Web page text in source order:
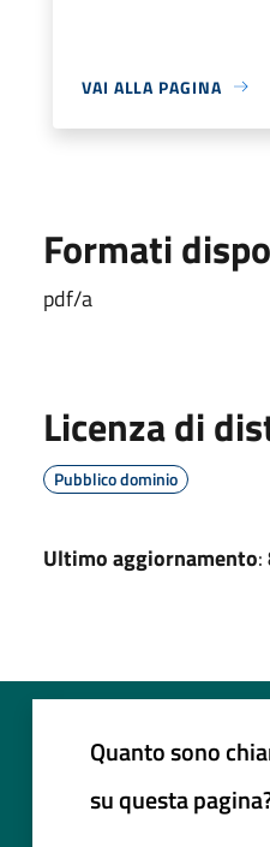
VAI ALLA PAGINA
Formati
pdf/a
Licenza di
Pubblico dominio
Ultimo aggiornamento:
Quanto sono
su questa